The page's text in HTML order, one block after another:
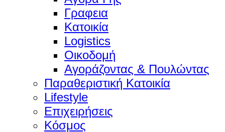
Γραφεια
Κατοικία
Logistics
Οικοδομή
Αγοράζοντας & Πουλώντας
Παραθεριστική Κατοικία
Lifestyle
Επιχειρήσεις
Κόσμος